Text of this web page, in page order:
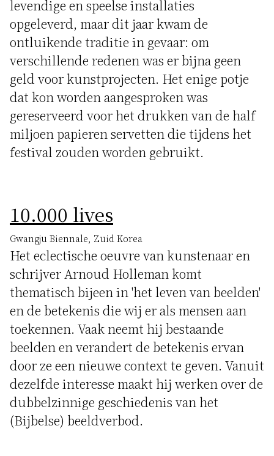
levendige en speelse installaties
opgeleverd, maar dit jaar kwam de
ontluikende traditie in gevaar: om
verschillende redenen was er bijna geen
geld voor kunstprojecten. Het enige potje
dat kon worden aangesproken was
gereserveerd voor het drukken van de half
miljoen papieren servetten die tijdens het
festival zouden worden gebruikt.
10.000 lives
Gwangju Biennale, Zuid Korea
Het eclectische oeuvre van kunstenaar en
schrijver Arnoud Holleman komt
thematisch bijeen in 'het leven van beelden'
en de betekenis die wij er als mensen aan
toekennen. Vaak neemt hij bestaande
beelden en verandert de betekenis ervan
door ze een nieuwe context te geven. Vanuit
dezelfde interesse maakt hij werken over de
dubbelzinnige geschiedenis van het
(Bijbelse) beeldverbod.